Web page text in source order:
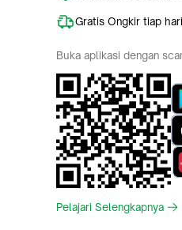
Gratis Ongkir tiap hari
Buka aplikasi dengan
Pelajari Selengkapnya